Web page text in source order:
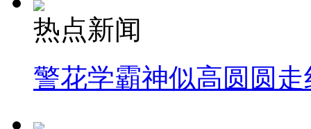
热点新闻
警花学霸神似高圆圆走